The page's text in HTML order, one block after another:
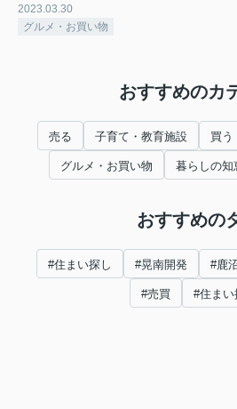
2023.03.30
グルメ・お買い物
おすすめのカ
売る 子育て・教育施設 買う
グルメ・お買い物 暮らしの知
おすすめの
#住まい探し #晃南開発 #鹿
#売買 #住まい